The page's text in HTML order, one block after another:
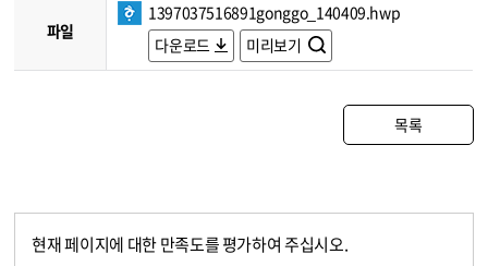
파일
1397037516891gonggo_140409.hwp
다운로드
미리보기
목록
현재 페이지에 대한 만족도를 평가하여 주십시오.